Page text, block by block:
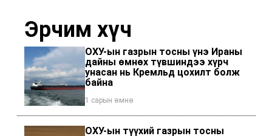
Эрчим хүч
ОХУ-ын газрын тосны үнэ Ираны
дайны өмнөх түвшиндээ хүрч
унасан нь Кремльд цохилт болж
байна
1 сарын өмнө
ОХУ-ын түүхий газрын тосны